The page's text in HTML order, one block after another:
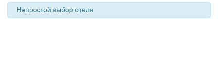
Непростой выбор отеля